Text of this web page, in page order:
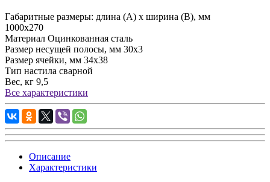
Габаритные размеры: длина (А) х ширина (В), мм
1000х270
Материал Оцинкованная сталь
Размер несущей полосы, мм 30х3
Размер ячейки, мм 34х38
Тип настила сварной
Вес, кг 9,5
Все характеристики
Описание
Характеристики